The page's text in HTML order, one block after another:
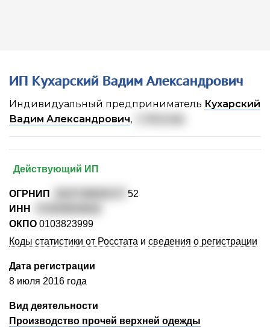
ИП Кухарский Вадим Александрович
Индивидуальный предприниматель Кухарский
Вадим Александрович,
Действующий ИП
ОГРНИП
52
ИНН
ОКПО 0103823999
Коды статистики от Росстата и сведения о регистрации
Дата регистрации
8 июля 2016 года
Вид деятельности
Производство прочей верхней одежды